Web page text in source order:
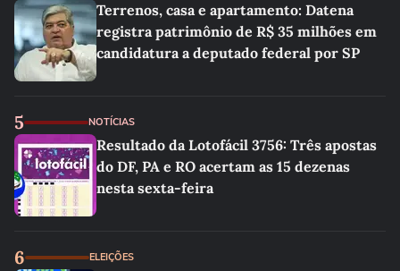
Terrenos, casa e apartamento: Datena
registra patrimônio de R$ 35 milhões em
candidatura a deputado federal por SP
5 NOTÍCIAS
Resultado da Lotofácil 3756: Três apostas
do DF, PA e RO acertam as 15 dezenas
nesta sexta-feira
6 ELEIÇÕES